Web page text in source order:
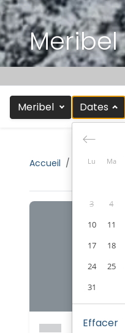
Meribel
Meribel Dates
Lu Ma
3
4
10
11
17
18
24
25
31
Effacer
Accueil Rechercher